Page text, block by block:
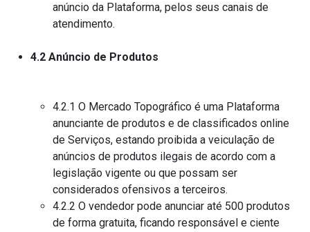
anúncio da Plataforma, pelos seus canais de
atendimento.
4.2 Anúncio de Produtos
4.2.1 O Mercado Topográfico é uma Plataforma
anunciante de produtos e de classificados online
de Serviços, estando proibida a veiculação de
anúncios de produtos ilegais de acordo com a
legislação vigente ou que possam ser
considerados ofensivos a terceiros.
4.2.2 O vendedor pode anunciar até 500 produtos
de forma gratuita, ficando responsável e ciente